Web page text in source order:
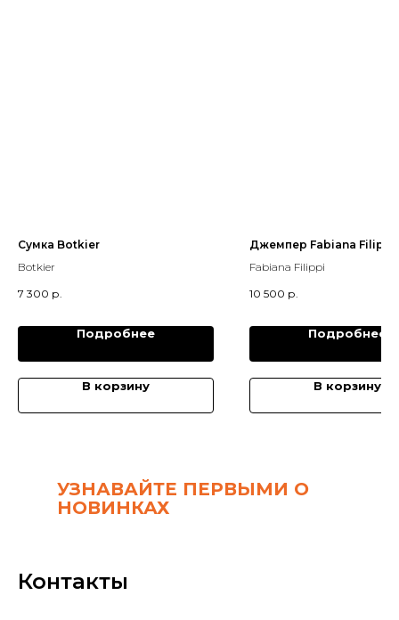
Сумка Botkier
Botkier
7 300 р.
Подробнее
В корзину
Джемпер Fabiana Filippi
Fabiana Filippi
10 500 р.
Подробнее
В корзину
УЗНАВАЙТЕ ПЕРВЫМИ О
НОВИНКАХ
Контакты